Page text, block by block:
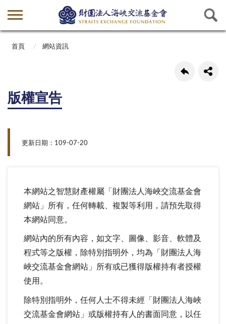
首頁 網站資訊
版權宣告
更新日期：109-07-20
本網站之智慧財產權屬「財團法人海峽交流基金會
網站」所有，任何轉載、複製等利用，請預先取得
本網站同意。
網站內的所有內容，如文字、圖像、影音、軟體及
程式等之版權，除特別指明外，均為「財團法人海
峽交流基金會網站」所有或已獲得版權持有者授權
使用。
除特別指明外，任何人士不得未經「財團法人海峽
交流基金會網站」或版權持有人的書面同意，以任